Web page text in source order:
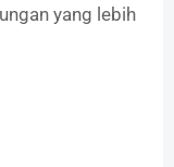
yang lebih